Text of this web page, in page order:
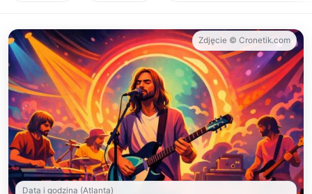
Zdjęcie © Cronetik.com
Data i godzina (Atlanta)